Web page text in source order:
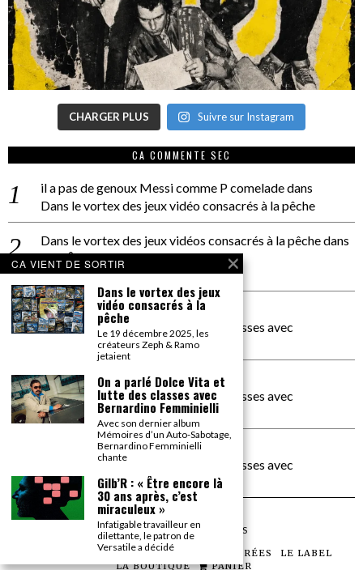
CHARGER PLUS Suivre sur Instagram
CA COMMENTE SEC
il a pas de genoux Messi comme P comeladedans
Dans le vortex des jeux vidéo consacrés à la pêche
Dans le vortex des jeux vidéos consacrés à la pêchedans
PACÔME THIELLEMENT
La séance d’Hip Gnose
La Patrie
dans
On a parlé Dolce Vita et lutte des classes avec
Bernardino Femminielli
carte noire negra à l'o tiededans
On a parlé Dolce Vita et lutte des classes avec
Bernardino Femminielli
moise et son mascarédans
On a parlé Dolce Vita et lutte des classes avec
Bernardino Femminielli
©2026TOUS DROITS RÉSERVÉS
LES ARTICLES LE MAGAZINE LES SOIRÉES
LE LABEL
LA BOUTIQUE
PANIER
CA VIENT DE SORTIR
Dans le vortex des jeux
vidéo consacrés à la
pêche
Le 19 décembre 2025, les
créateurs Zeph & Ramo
jetaient
On a parlé Dolce Vita et
lutte des classes avec
Bernardino Femminielli
Avec son dernier album
Mémoires d’un Auto-Sabotage,
Bernardino Femminielli
chante
Gilb’R : « Être encore là
30 ans après, c’est
miraculeux »
Infatigable travailleur en
dilettante, le patron de
Versatile a décidé